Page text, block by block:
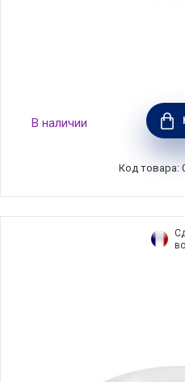
Рамекин City
материал
В наличии
Код товара: